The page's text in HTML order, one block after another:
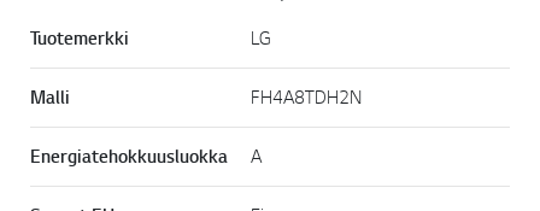
Tuotemerkki LG
Malli FH4A8TDH2N
Energiatehokkuusluokka A